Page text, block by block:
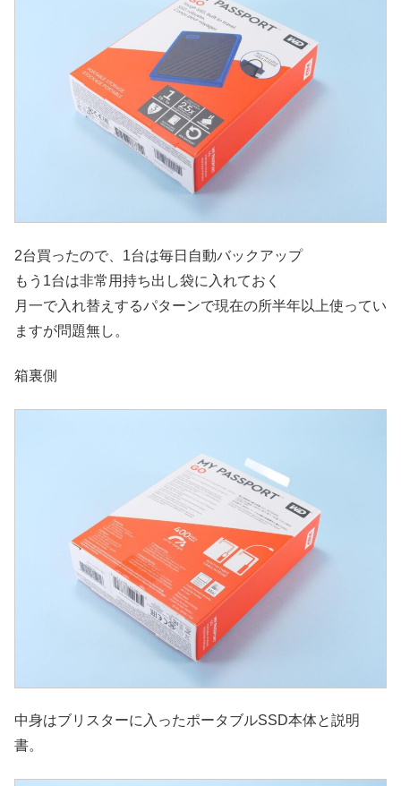
2台買ったので、1台は毎日自動バックアップ
もう1台は非常用持ち出し袋に入れておく
月一で入れ替えするパターンで現在の所半年以上使ってい
ますが問題無し。
箱裏側
中身はブリスターに入ったポータブルSSD本体と説明
書。